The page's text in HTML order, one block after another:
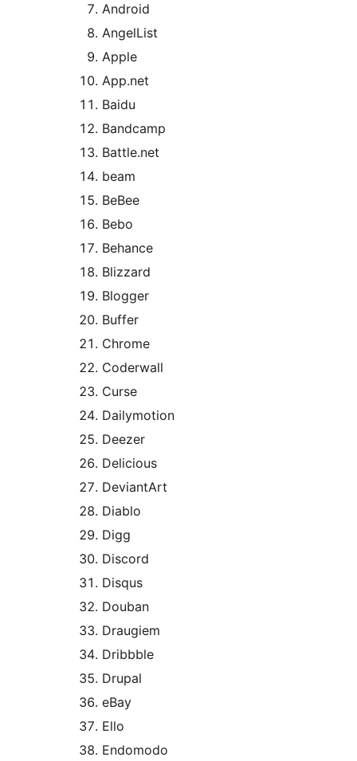
Android
AngelList
Apple
App.net
Baidu
Bandcamp
Battle.net
beam
BeBee
Bebo
Behance
Blizzard
Blogger
Buffer
Chrome
Coderwall
Curse
Dailymotion
Deezer
Delicious
DeviantArt
Diablo
Digg
Discord
Disqus
Douban
Draugiem
Dribbble
Drupal
eBay
Ello
Endomodo